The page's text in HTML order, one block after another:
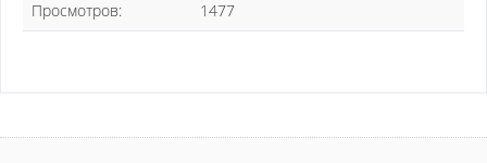
Просмотров:
1477